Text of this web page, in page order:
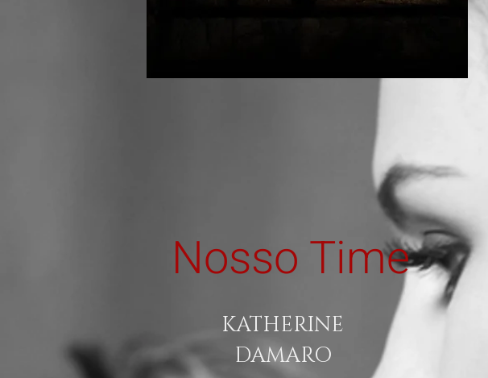
Nosso Time
KATHERINE
DAMARO